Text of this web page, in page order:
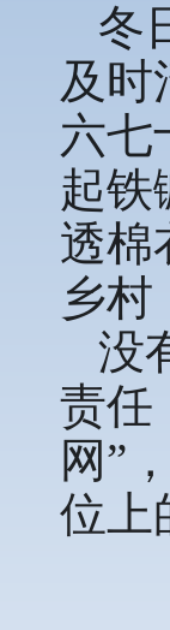
冬
及时
六七
起铁
透棉
乡
没
责任
网”
位上